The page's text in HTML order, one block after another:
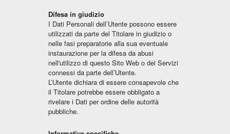
Difesa in giudizio
I Dati Personali dell’Utente possono essere
utilizzati da parte del Titolare in giudizio o
nelle fasi preparatorie alla sua eventuale
instaurazione per la difesa da abusi
nell'utilizzo di questo Sito Web o dei Servizi
connessi da parte dell’Utente.
L’Utente dichiara di essere consapevole che
il Titolare potrebbe essere obbligato a
rivelare i Dati per ordine delle autorità
pubbliche.